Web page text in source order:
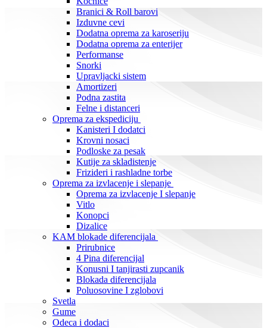
Branici & Roll barovi
Izduvne cevi
Dodatna oprema za karoseriju
Dodatna oprema za enterijer
Performanse
Snorki
Upravljacki sistem
Amortizeri
Podna zastita
Felne i distanceri
Oprema za ekspediciju
Kanisteri I dodatci
Krovni nosaci
Podloske za pesak
Kutije za skladistenje
Frizideri i rashladne torbe
Oprema za izvlacenje i slepanje
Oprema za izvlacenje I slepanje
Vitlo
Konopci
Dizalice
KAM blokade diferencijala
Prirubnice
4 Pina diferencijal
Konusni I tanjirasti zupcanik
Blokada diferencijala
Poluosovine I zglobovi
Svetla
Gume
Odeca i dodaci